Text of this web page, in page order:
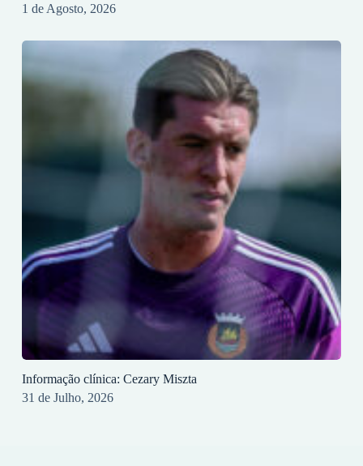
1 de Agosto, 2026
Informação clínica: Cezary Miszta
31 de Julho, 2026